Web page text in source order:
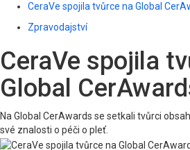
CeraVe spojila tvůrce na Global
Zpravodajství
CeraVe spojila
Global
Na Global CerAwards se setkali tvůrci
své znalosti o péči o pleť.